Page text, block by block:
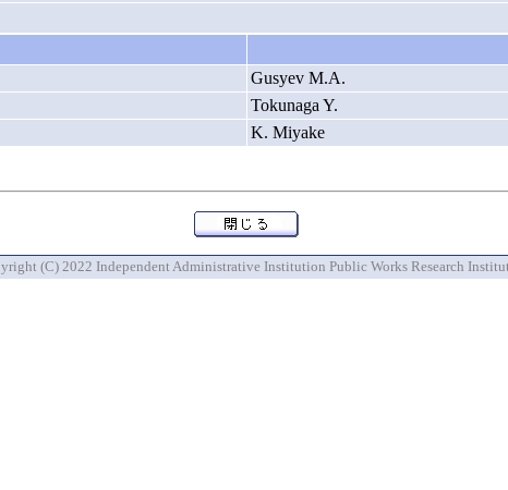
Gusyev M.A.
Tokunaga Y.
K. Miyake
(C) 2022 Independent Administrative Institution Public Works Research